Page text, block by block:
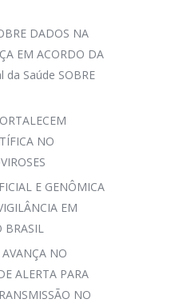
DADOS NA
EM ACORDO DA
da Saúde SOBRE
NO
E GENÔMICA
EM
BRASIL
NO
ALERTA PARA
NO